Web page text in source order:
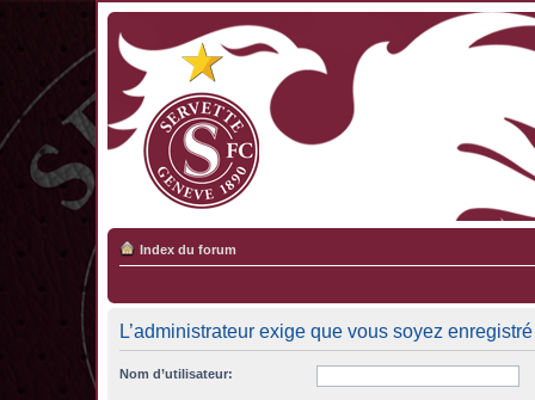
Index du forum
L’administrateur exige que vous soyez
Nom d’utilisateur: